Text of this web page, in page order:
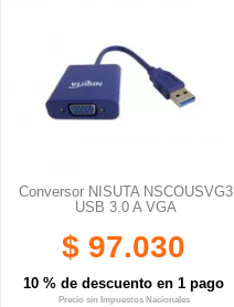
Conversor NISUTA NSCOUSVG3
USB 3.0 A VGA
$ 97.030
10 % de descuento en 1 pago
Precio sin Impuestos Nacionales